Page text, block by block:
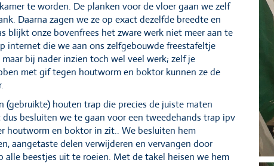
te worden. De planken voor de vloer gaan we zelf
Daarna zagen we ze op exact dezelfde breedte en
blijkt onze bovenfrees het zware werk niet meer aan te
internet die we aan ons zelfgebouwde freestafeltje
bij nader inzien toch wel veel werk; zelf je
met gif tegen houtworm en boktor kunnen ze de
(gebruikte) houten trap die precies de juiste maten
besluiten we te gaan voor een tweedehands trap ipv
houtworm en boktor in zit.. We besluiten hem
aangetaste delen verwijderen en vervangen door
beestjes uit te roeien. Met de takel heisen we hem